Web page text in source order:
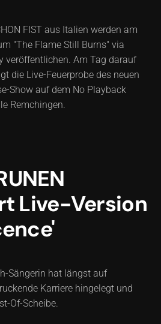
FIST aus Italien werden am
"The Flame Still Burns" via
veröffentlichen. Am Tag darauf
die Live-Feuerprobe des neuen
Show auf dem No Playback
Remchingen.
Live-Version
Sängerin hat längst auf
Karriere hingelegt und
Of-Scheibe.